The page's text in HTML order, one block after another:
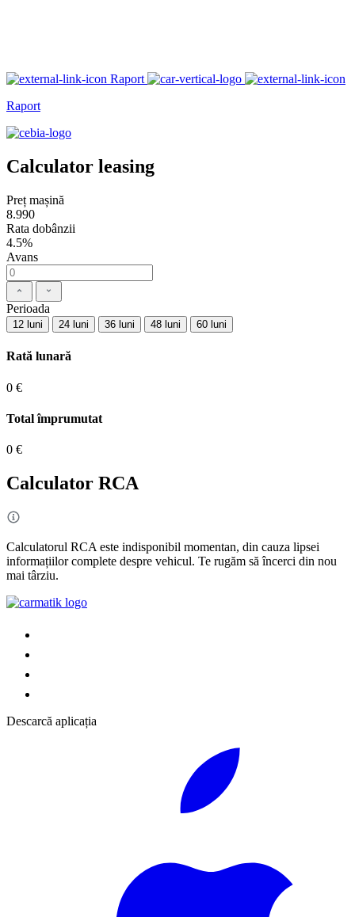
Raport
Raport
Calculator leasing
Preț mașină
8.990
Rata dobânzii
4.5%
Avans
Perioada
12 luni 24 luni 36 luni 48 luni 60 luni
Rată lunară
0 €
Total împrumutat
0 €
Calculator RCA
Calculatorul RCA este indisponibil momentan, din cauza lipsei
informațiilor complete despre vehicul. Te rugăm să încerci din nou
mai târziu.
Descarcă aplicația